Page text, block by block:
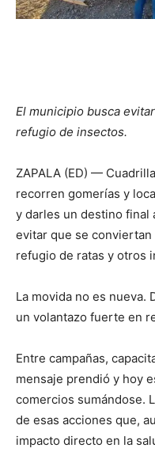
El municipio busca
refugio de insectos.
ZAPALA (ED) —
recorren gomerías y
y darles un destino final
evitar que se
refugio de ratas y otros
La movida no es nueva.
un volantazo fuerte en
Entre campañas,
mensaje prendió y hoy
comercios sumándose.
de esas acciones que,
impacto directo en la